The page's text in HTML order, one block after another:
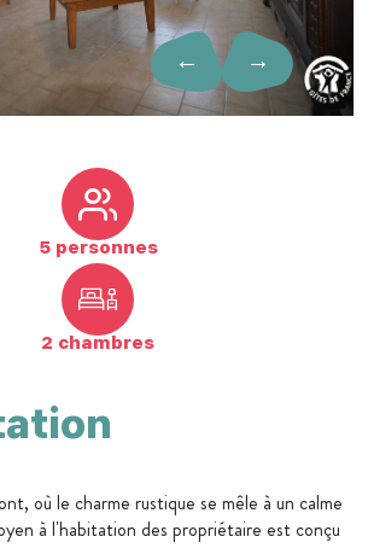
← →
5 personnes
2 chambres
où le charme rustique se mêle à un calme
à l'habitation des propriétaire est conçu